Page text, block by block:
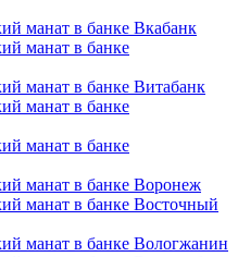
манат в банке Вкабанк
манат в банке
манат в банке Витабанк
манат в банке
манат в банке
манат в банке Воронеж
манат в банке Восточный
манат в банке Вологжанин